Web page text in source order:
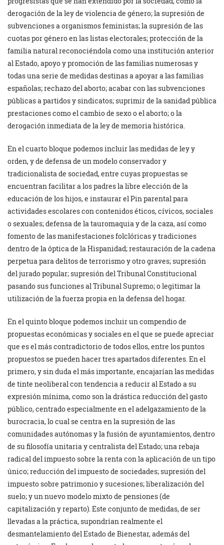
derogación de la ley de violencia de género; la supresión de
subvenciones a organismos feministas; la supresión de las
cuotas por género en las listas electorales; protección de la
familia natural reconociéndola como una institución anterior
al Estado, apoyo y promoción de las familias numerosas y
todas una serie de medidas destinas a apoyar a las familias
españolas; rechazo del aborto; acabar con las subvenciones
públicas a partidos y sindicatos; suprimir de la sanidad pública
prestaciones como el cambio de sexo o el aborto; o la
derogación inmediata de la ley de memoria histórica.
En el cuarto bloque podemos incluir las medidas de ley y
orden, y de defensa de un modelo conservador y
tradicionalista de sociedad, entre cuyas propuestas se
encuentran facilitar a los padres la libre elección de la
educación de los hijos, e instaurar el Pin parental para
actividades escolares con contenidos éticos, cívicos, sociales
o sexuales; defensa de la tauromaquia y de la caza, así como
fomento de las manifestaciones folclóricas y tradiciones
dentro de la óptica de la Hispanidad; restauración de la cadena
perpetua para delitos de terrorismo y otro graves; supresión
del jurado popular; supresión del Tribunal Constitucional
pasando sus funciones al Tribunal Supremo; o legitimar la
utilización de la fuerza propia en la defensa del hogar.
En el quinto bloque podemos incluir un compendio de
propuestas económicas y sociales en el que se puede apreciar
que es el más contradictorio de todos ellos, entre los puntos
propuestos se pueden hacer tres apartados diferentes. En el
primero, y sin duda el más importante, encajarían las medidas
de tinte neoliberal con tendencia a reducir al Estado a su
expresión mínima, como son la drástica reducción del gasto
público, centrado especialmente en el adelgazamiento de la
burocracia, lo cual se centra en la supresión de las
comunidades autónomas y la fusión de ayuntamientos, dentro
de su filosofía unitaria y centralista del Estado; una rebaja
radical del impuesto sobre la renta con la aplicación de un tipo
único; reducción del impuesto de sociedades; supresión del
impuesto sobre patrimonio y sucesiones; liberalización del
suelo; y un nuevo modelo mixto de pensiones (de
capitalización y reparto). Este conjunto de medidas, de ser
llevadas a la práctica, supondrían realmente el
desmantelamiento del Estado de Bienestar, además del